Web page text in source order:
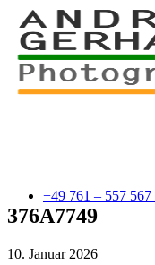
+49 761 – 557 567
376A7749
10. Januar 2026